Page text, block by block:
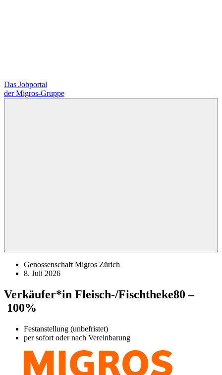
Das Jobportal
der Migros-Gruppe
Genossenschaft Migros Zürich
8. Juli 2026
Verkäufer*in Fleisch-/Fischtheke80 –
100%
Festanstellung (unbefristet)
per sofort oder nach Vereinbarung